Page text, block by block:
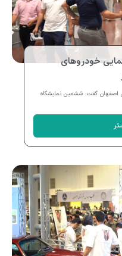
خودروهای
اصفهان گفت: ششمین نمایشگاه